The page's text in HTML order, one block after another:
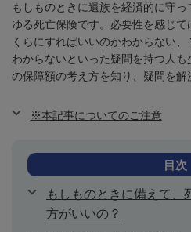
もしものときに遺族を経済的に守
ゆる死亡保険です。必要性を感じ
くらにすればいいのかわからない
わからないといった疑問を持つ人
の保障額の考え方を知り、疑問を解
※本記事についてのご注意
目次
もしものときに備えて、
方がいいの？